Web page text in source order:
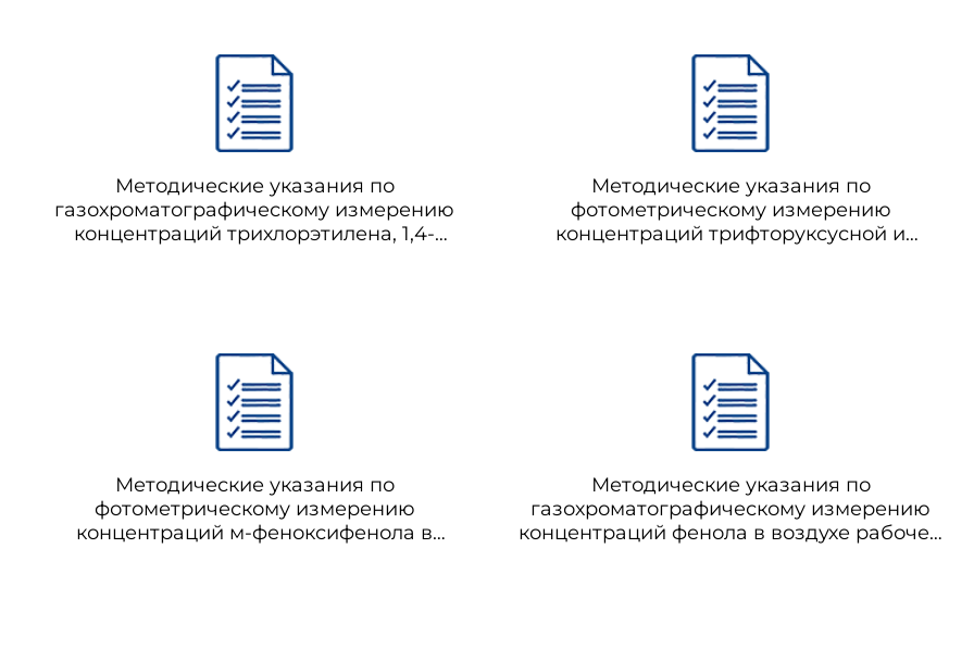
Методические указания по
газохроматографическому измерению
концентраций трихлорэтилена, 1,4-
Методические указания по
фотометрическому измерению
концентраций трифторуксусной и
Методические указания по
фотометрическому измерению
концентраций м-феноксифенола в
Методические указания по
газохроматографическому измерению
концентраций фенола в воздухе рабочей